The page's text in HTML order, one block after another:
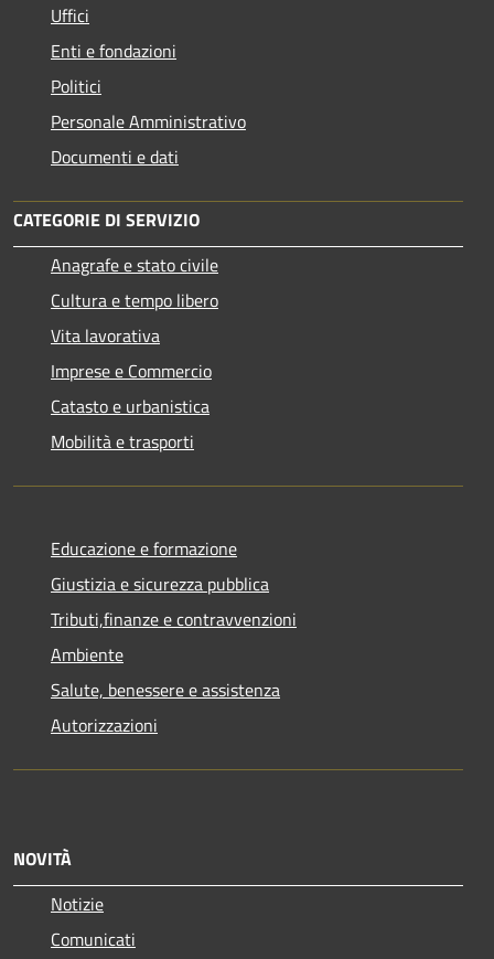
Uffici
Enti e fondazioni
Politici
Personale Amministrativo
Documenti e dati
CATEGORIE DI SERVIZIO
Anagrafe e stato civile
Cultura e tempo libero
Vita lavorativa
Imprese e Commercio
Catasto e urbanistica
Mobilità e trasporti
Educazione e formazione
Giustizia e sicurezza pubblica
Tributi,finanze e contravvenzioni
Ambiente
Salute, benessere e assistenza
Autorizzazioni
NOVITÀ
Notizie
Comunicati